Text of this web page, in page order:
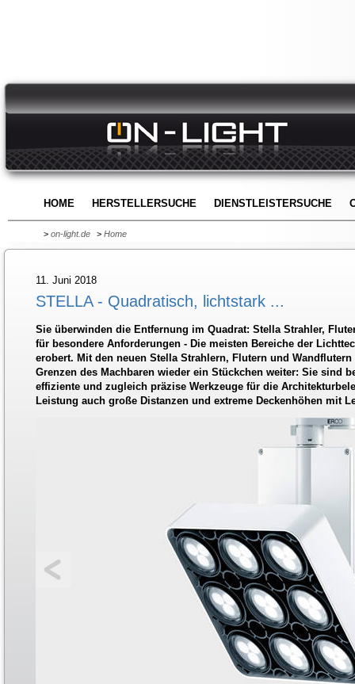
HOME HERSTELLERSUCHE DIENSTLEISTERSUCHE
> on-light.de > Home
11. Juni 2018
STELLA - Quadratisch, lichtstark ...
Sie überwinden die Entfernung im Quadrat: Stella Strahler,
für besondere Anforderungen - Die meisten Bereiche der
erobert. Mit den neuen Stella Strahlern, Flutern und Wandflutern
Grenzen des Machbaren wieder ein Stückchen weiter: Sie sind
effiziente und zugleich präzise Werkzeuge für die
Leistung auch große Distanzen und extreme Deckenhöhen mit